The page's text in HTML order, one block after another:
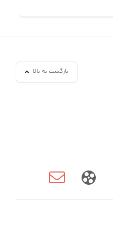
بازگشت به بالا